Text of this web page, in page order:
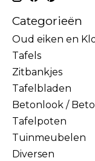
Categorieën
Oud eiken en
Tafels
Zitbankjes
Tafelbladen
Betonlook /
Tafelpoten
Tuinmeubelen
Diversen